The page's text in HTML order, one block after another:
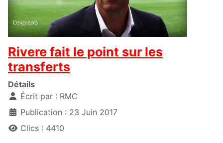
Rivere fait le point sur les
transferts
Détails
Écrit par : RMC
Publication : 23 Juin 2017
Clics : 4410